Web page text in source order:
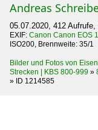
Andreas
05.07.2020, 412
EXIF: Canon Canon EOS
ISO200, Brennweite: 35/1
Bilder und Fotos von
Strecken | KBS 800-999 »
» ID 1214585